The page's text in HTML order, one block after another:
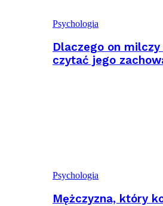
Psychologia
Dlaczego on
czytać jego
Psychologia
Mężczyzna, który